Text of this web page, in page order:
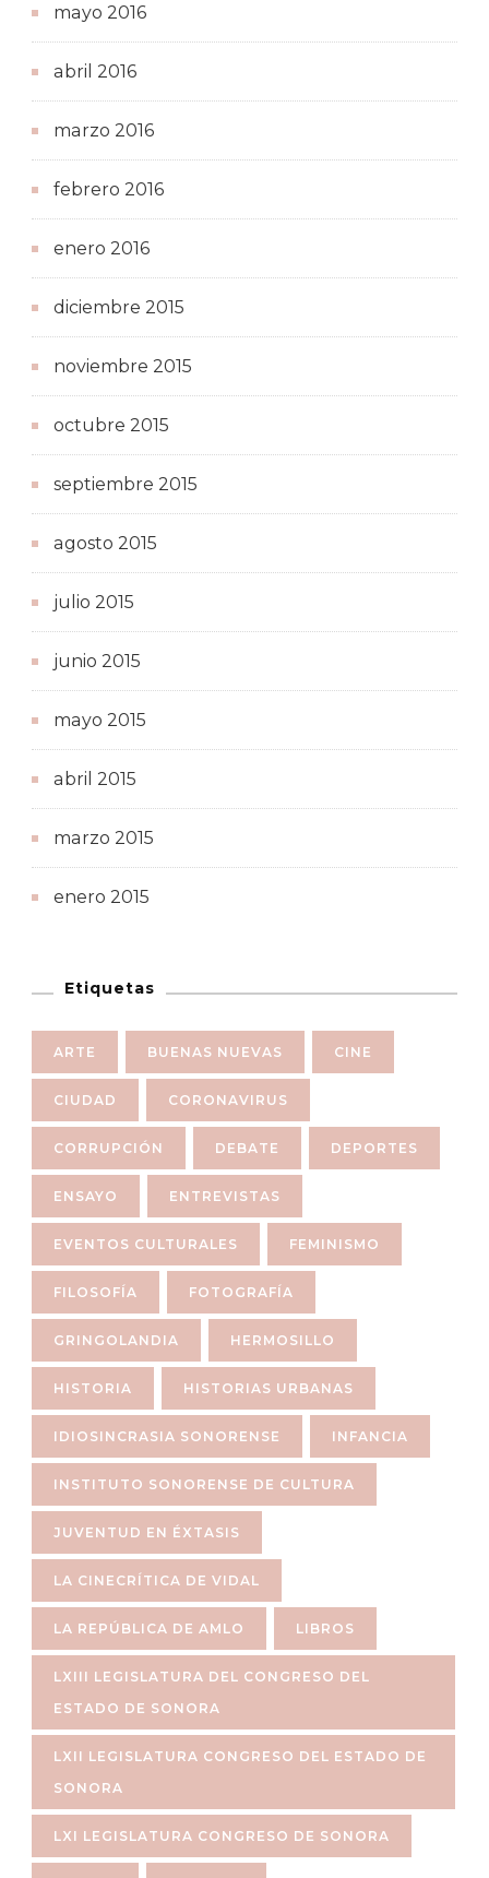
mayo 2016
abril 2016
marzo 2016
febrero 2016
enero 2016
diciembre 2015
noviembre 2015
octubre 2015
septiembre 2015
agosto 2015
julio 2015
junio 2015
mayo 2015
abril 2015
marzo 2015
enero 2015
Etiquetas
ARTE BUENAS NUEVAS CINE
CIUDAD CORONAVIRUS
CORRUPCIÓN DEBATE DEPORTES
ENSAYO ENTREVISTAS
EVENTOS CULTURALES FEMINISMO
FILOSOFÍA FOTOGRAFÍA
GRINGOLANDIA HERMOSILLO
HISTORIA HISTORIAS URBANAS
IDIOSINCRASIA SONORENSE INFANCIA
INSTITUTO SONORENSE DE CULTURA
JUVENTUD EN ÉXTASIS
LA CINECRÍTICA DE VIDAL
LA REPÚBLICA DE AMLO LIBROS
LXIII LEGISLATURA DEL CONGRESO DEL
ESTADO DE SONORA
LXII LEGISLATURA CONGRESO DEL ESTADO DE
SONORA
LXI LEGISLATURA CONGRESO DE SONORA